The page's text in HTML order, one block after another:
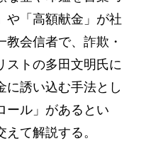
や「高額献金」が社
会信者で、詐欺・
ストの多田文明氏に
に誘い込む手法とし
ール」があるとい
て解説する。